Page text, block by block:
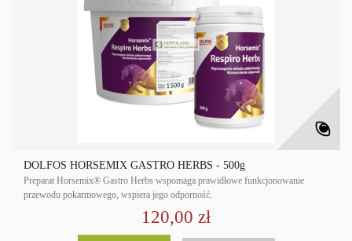
DOLFOS HORSEMIX GASTRO HERBS - 500g
Preparat Horsemix® Gastro Herbs wspomaga prawidłowe funkcjonowanie
przewodu pokarmowego, wspiera jego odporność.
120,00 zł